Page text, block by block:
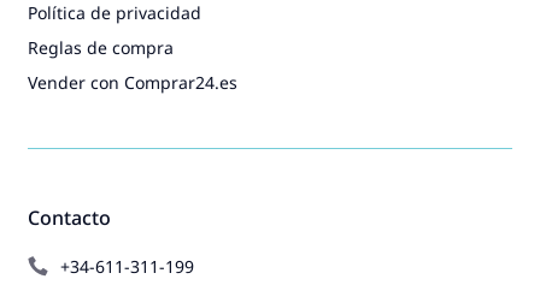
Contacto
+34-611-311-199
Política de privacidad
Reglas de compra
Vender con Comprar24.es